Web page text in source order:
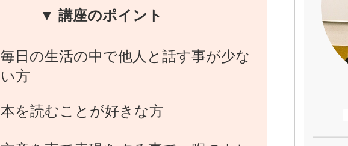
▼ 講座のポイント
毎日の生活の中で他人と話す事が少な
い方
本を読むことが好きな方